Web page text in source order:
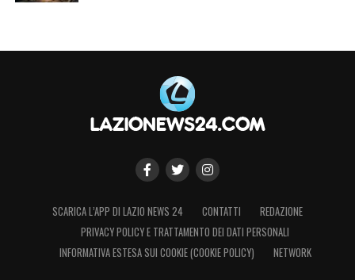
SCARICA L’APP DI LAZIO NEWS 24 CONTATTI
REDAZIONE
PRIVACY POLICY E TRATTAMENTO DEI DATI PERSONALI
INFORMATIVA ESTESA SUI COOKIE (COOKIE POLICY)
NETWORK